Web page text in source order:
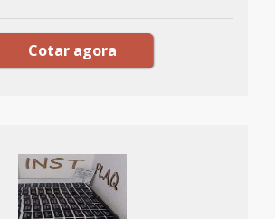
Cotar agora